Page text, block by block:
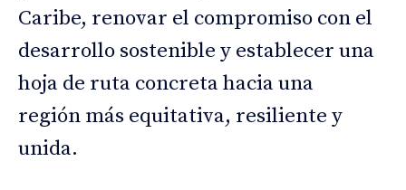
Caribe, renovar el compromiso con el
desarrollo sostenible y establecer una
hoja de ruta concreta hacia una
región más equitativa, resiliente y
unida.